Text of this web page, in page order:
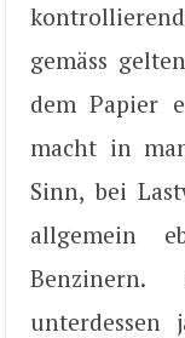
gemäss
dem Papier
macht in
Sinn, bei
allgemein
unterdessen